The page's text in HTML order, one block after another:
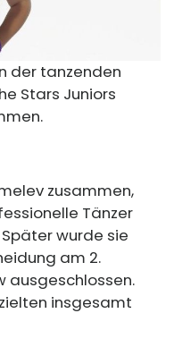
der tanzenden
Stars Juniors
zusammen,
Tänzer
wurde sie
am 2.
ausgeschlossen.
insgesamt